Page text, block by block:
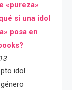
«pureza»
si una idol
posa en
idol